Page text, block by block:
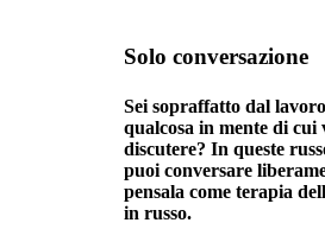
Solo conversazione
Sei sopraffatto dal
qualcosa in mente di cui
discutere? In queste
puoi conversare
pensala come terapia
in russo.